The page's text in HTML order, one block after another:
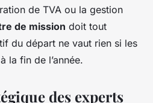
de TVA ou la gestion
de mission doit tout
du départ ne vaut rien si les
la fin de l’année.
des experts